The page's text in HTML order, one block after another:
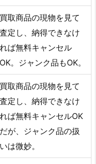
買取商品の現物を見て
査定し、納得できなけ
れば無料キャンセル
OK。ジャンク品もOK。
買取商品の現物を見て
査定し、納得できなけ
れば無料キャンセルOK
だが、ジャンク品の扱
いは微妙。